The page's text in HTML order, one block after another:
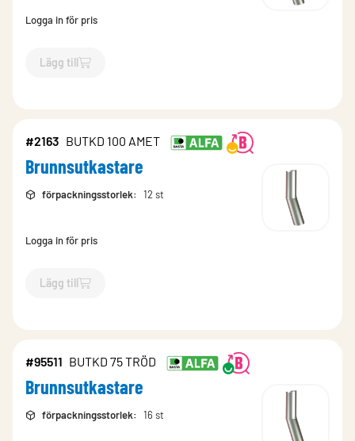
Logga in för pris
Lägg till
`$Lägg till
#2163 BUTKD 100 AMET
Brunnsutkastare
förpackningsstorlek: 12 st
Logga in för pris
Lägg till
`$Lägg till
#95511 BUTKD 75 TRÖD
Brunnsutkastare
förpackningsstorlek: 16 st